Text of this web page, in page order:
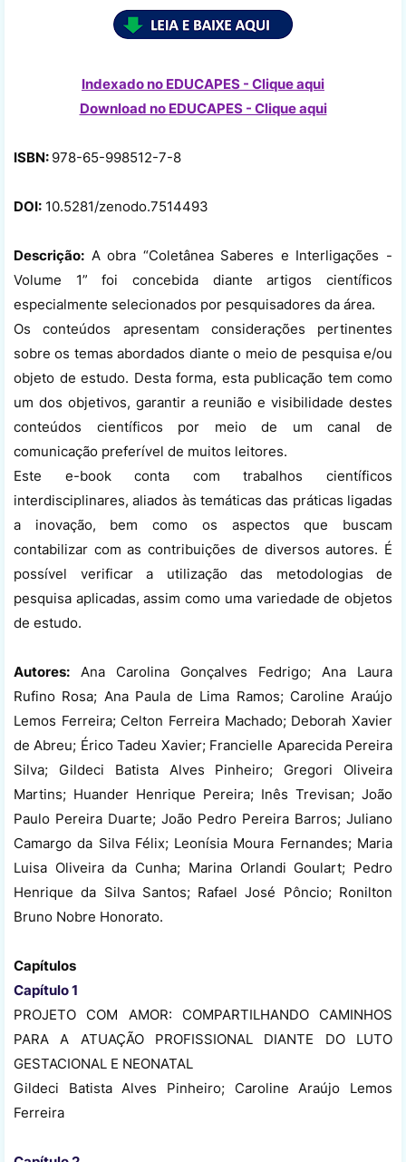
Indexado no EDUCAPES - Clique aqui
Download no EDUCAPES - Clique aqui
ISBN: 978-65-998512-7-8
DOI: 10.5281/zenodo.7514493
Descrição: A obra “Coletânea Saberes e Interligações -
Volume 1” foi concebida diante artigos científicos
especialmente selecionados por pesquisadores da área.
Os conteúdos apresentam considerações pertinentes
sobre os temas abordados diante o meio de pesquisa e/ou
objeto de estudo. Desta forma, esta publicação tem como
um dos objetivos, garantir a reunião e visibilidade destes
conteúdos científicos por meio de um canal de
comunicação preferível de muitos leitores.
Este e-book conta com trabalhos científicos
interdisciplinares, aliados às temáticas das práticas ligadas
a inovação, bem como os aspectos que buscam
contabilizar com as contribuições de diversos autores. É
possível verificar a utilização das metodologias de
pesquisa aplicadas, assim como uma variedade de objetos
de estudo.
Autores: Ana Carolina Gonçalves Fedrigo; Ana Laura
Rufino Rosa; Ana Paula de Lima Ramos; Caroline Araújo
Lemos Ferreira; Celton Ferreira Machado; Deborah Xavier
de Abreu; Érico Tadeu Xavier; Francielle Aparecida Pereira
Silva; Gildeci Batista Alves Pinheiro; Gregori Oliveira
Martins; Huander Henrique Pereira; Inês Trevisan; João
Paulo Pereira Duarte; João Pedro Pereira Barros; Juliano
Camargo da Silva Félix; Leonísia Moura Fernandes; Maria
Luisa Oliveira da Cunha; Marina Orlandi Goulart; Pedro
Henrique da Silva Santos; Rafael José Pôncio; Ronilton
Bruno Nobre Honorato.
Capítulos
Capítulo 1
PROJETO COM AMOR: COMPARTILHANDO CAMINHOS
PARA A ATUAÇÃO PROFISSIONAL DIANTE DO LUTO
GESTACIONAL E NEONATAL
Gildeci Batista Alves Pinheiro; Caroline Araújo Lemos
Ferreira